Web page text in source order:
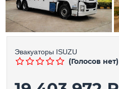
Эвакуаторы ISUZU
(Голосов нет)